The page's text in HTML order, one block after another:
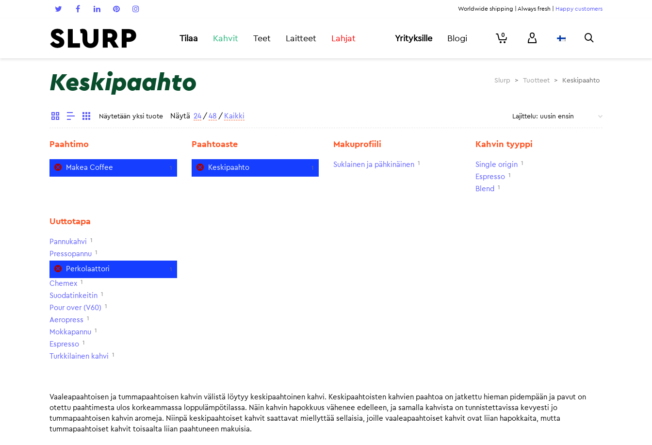
Worldwide shipping | Always fresh | Happy customers
Tilaa Kahvit Teet Laitteet Lahjat Yrityksille Blogi 0
Keskipaahto Slurp > Tuotteet > Keskipaahto
Näytetään yksi tuote Näytä 24 / 48 / Kaikki
Paahtimo
Makea Coffee 1
Paahtoaste
Keskipaahto 1
Makuprofiili
Suklainen ja pähkinäinen 1
Kahvin tyyppi
Single origin 1
Espresso 1
Blend 1
Uuttotapa
Pannukahvi 1
Pressopannu 1
Perkolaattori 1
Chemex 1
Suodatinkeitin 1
Pour over (V60) 1
Aeropress 1
Mokkapannu 1
Espresso 1
Turkkilainen kahvi 1
Vaaleapaahtoisen ja tummapaahtoisen kahvin välistä löytyy keskipaahtoinen kahvi. Keskipaahtoisten kahvien paahtoa on jatkettu hieman pidempään ja pavut on
otettu paahtimesta ulos korkeammassa loppulämpötilassa. Näin kahvin hapokkuus vähenee edelleen, ja samalla kahvista on tunnistettavissa kevyesti jo
tummapaahtoisen kahvin aromeja. Niinpä keskipaahtoiset kahvit saattavat miellyttää sellaisia, joille vaaleapaahtoiset kahvit ovat liian hapokkaita, mutta
tummapaahtoiset kahvit toisaalta liian paahtuneen makuisia.